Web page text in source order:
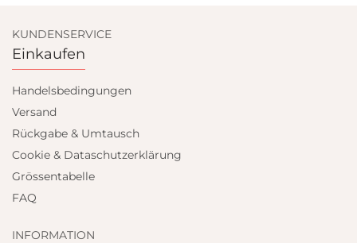
KUNDENSERVICE
Einkaufen
Handelsbedingungen
Versand
Rückgabe & Umtausch
Cookie & Dataschutzerklärung
Grössentabelle
FAQ
INFORMATION